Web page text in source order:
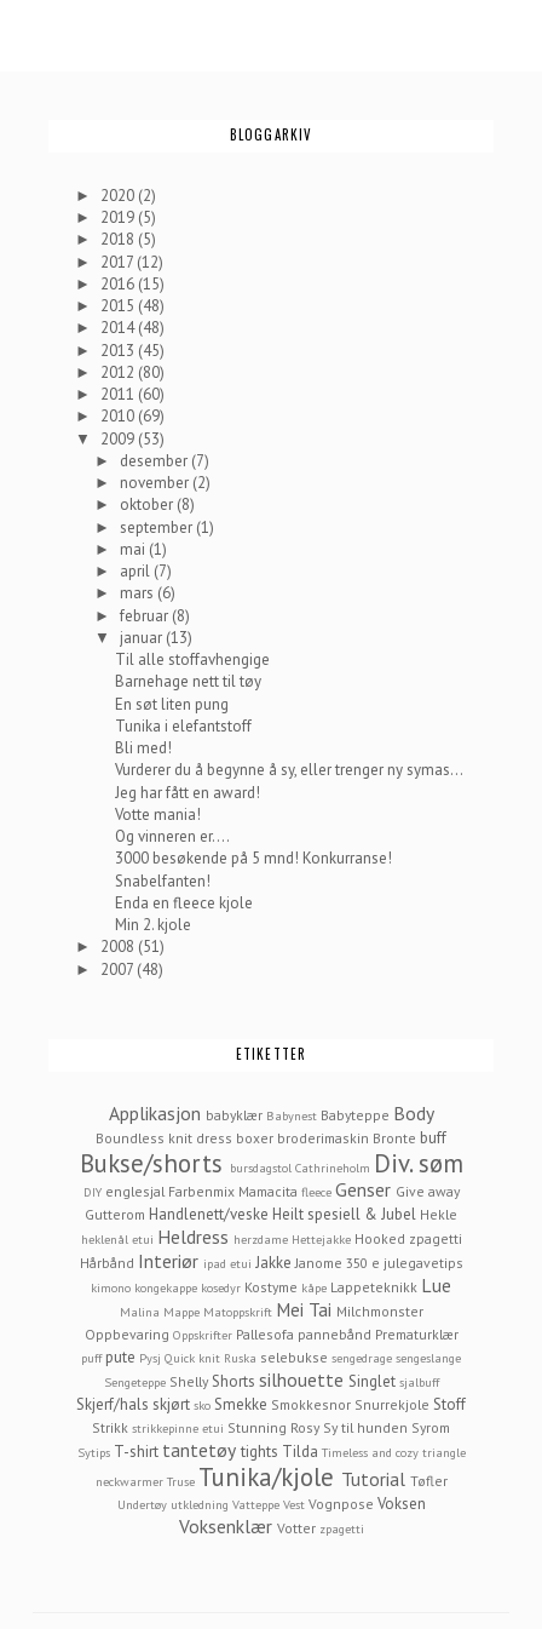
BLOGGARKIV
► 2020 (2)
► 2019 (5)
► 2018 (5)
► 2017 (12)
► 2016 (15)
► 2015 (48)
► 2014(48)
► 2013 (45)
► 2012 (80)
► 2011 (60)
► 2010 (69)
▼ 2009 (53)
► desember (7)
► november (2)
► oktober (8)
► september (1)
► mai (1)
► april (7)
► mars (6)
►februar (8)
▼ januar (13)
Til alle stoffavhengige
Barnehage nett til tøy
En søt liten pung
Tunika i elefantstoff
Bli med!
Vurderer du å begynne å sy, eller trenger ny symas...
Jeg har fått en award!
Votte mania!
Og vinneren er....
3000 besøkende på 5 mnd! Konkurranse!
Snabelfanten!
Enda en fleece kjole
Min 2. kjole
► 2008 (51)
► 2007 (48)
ETIKETTER
Applikasjon babyklær Babynest Babyteppe Body
Boundless knit dress boxer broderimaskin Bronte buff
Bukse/shorts bursdagstol Cathrineholm Div. søm
DIY englesjal Farbenmix Mamacita fleece Genser Give away
Gutterom Handlenett/veske Heilt spesiell & Jubel Hekle
heklenål etui Heldress herzdame Hettejakke Hooked zpagetti
Hårbånd Interiør ipad etui Jakke Janome 350 e julegavetips
kimono kongekappe kosedyr Kostyme kåpe Lappeteknikk Lue
Malina Mappe Matoppskrift Mei Tai Milchmonster
Oppbevaring Oppskrifter Pallesofa pannebånd Prematurklær
puff pute Pysj Quick knit Ruska selebukse sengedrage sengeslange
Sengeteppe Shelly Shorts silhouette Singlet sjalbuff
Skjerf/hals skjørt sko Smekke Smokkesnor Snurrekjole Stoff
Strikk strikkepinne etui Stunning Rosy Sy til hunden Syrom
Sytips T-shirt tantetøy tights Tilda Timeless and cozy triangle
neckwarmer Truse Tunika/kjole Tutorial Tøfler
Undertøy utkledning Vatteppe Vest Vognpose Voksen
Voksenklær Votter zpagetti